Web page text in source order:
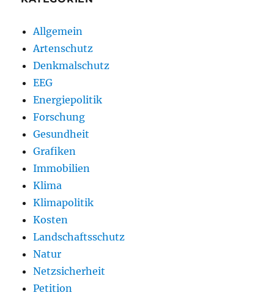
Allgemein
Artenschutz
Denkmalschutz
EEG
Energiepolitik
Forschung
Gesundheit
Grafiken
Immobilien
Klima
Klimapolitik
Kosten
Landschaftsschutz
Natur
Netzsicherheit
Petition